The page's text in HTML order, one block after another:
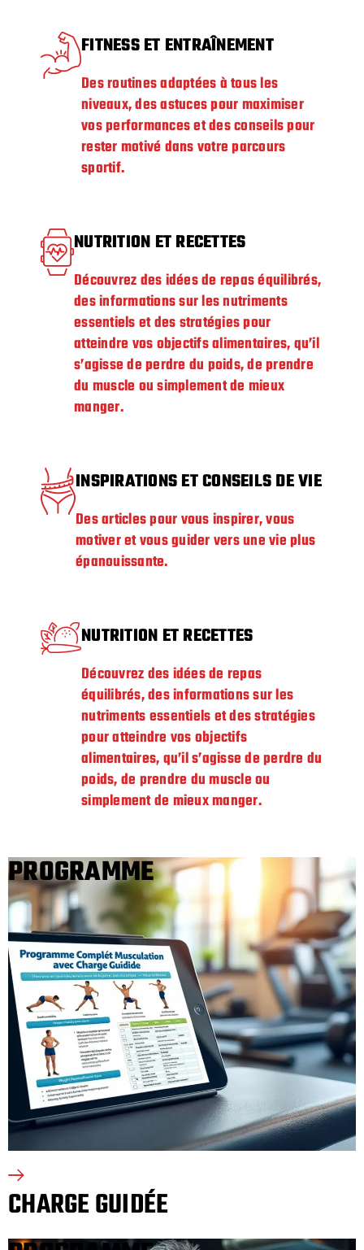
FITNESS ET ENTRAÎNEMENT
Des routines adaptées à tous les
niveaux, des astuces pour maximiser
vos performances et des conseils pour
rester motivé dans votre parcours
sportif.
NUTRITION ET RECETTES
Découvrez des idées de repas équilibrés,
des informations sur les nutriments
essentiels et des stratégies pour
atteindre vos objectifs alimentaires, qu’il
s’agisse de perdre du poids, de prendre
du muscle ou simplement de mieux
manger.
INSPIRATIONS ET CONSEILS DE VIE
Des articles pour vous inspirer, vous
motiver et vous guider vers une vie plus
épanouissante.
NUTRITION ET RECETTES
Découvrez des idées de repas
équilibrés, des informations sur les
nutriments essentiels et des stratégies
pour atteindre vos objectifs
alimentaires, qu’il s’agisse de perdre du
poids, de prendre du muscle ou
simplement de mieux manger.
PROGRAMME
CHARGE GUIDÉE